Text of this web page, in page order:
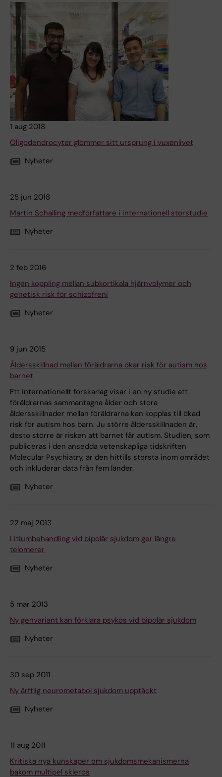
1 aug 2018
Oligodendrocyter glömmer sitt ursprung i vuxenlivet
Nyheter
25 jun 2018
Martin Schalling medförfattare i internationell storstudie
Nyheter
2 feb 2016
Ingen koppling mellan subkortikala hjärnvolymer och
genetisk risk för schizofreni
Nyheter
9 jun 2015
Åldersskillnad mellan föräldrarna ökar risk för autism hos
barnet
Ett internationellt forskarlag visar i en ny studie att
föräldrarnas sammantagna ålder och stora
åldersskillnader mellan föräldrarna kan kopplas till ökad
risk för autism hos barn. Ju större åldersskillnaden är,
desto större är risken att barnet får autism. Studien, som
publiceras i den ansedda vetenskapliga tidskriften
Molecular Psychiatry, är den hittills största inom området
och inkluderar data från fem länder.
Nyheter
22 maj 2013
Litiumbehandling vid bipolär sjukdom ger längre
telomerer
Nyheter
5 mar 2013
Ny genvariant kan förklara psykos vid bipolär sjukdom
Nyheter
30 sep 2011
Ny ärftlig neurometabol sjukdom upptäckt
Nyheter
11 aug 2011
Kritiska nya kunskaper om sjukdomsmekanismerna
bakom multipel skleros